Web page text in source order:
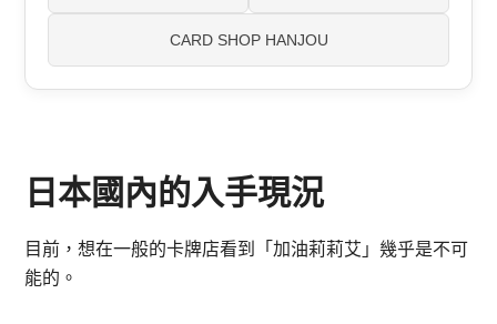
CARD SHOP HANJOU
日本國內的入手現況
目前，想在一般的卡牌店看到「加油莉莉艾」幾乎是不可
能的。